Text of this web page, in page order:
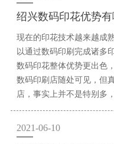
绍兴数码印花优势
现在的印花技术越来越成
以通过数码印刷完成诸多
数码印花整体优势更出色
数码印刷店随处可见，但
店，事实上并不是特别多
2021-06-10